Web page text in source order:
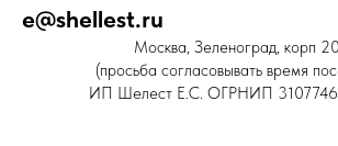
e@shellest.ru
Москва, Зеленоград, корп
(просьба согласовывать время
ИП Шелест Е.С. ОГРНИП